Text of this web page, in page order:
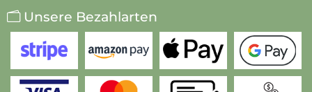
Unsere Bezahlarten